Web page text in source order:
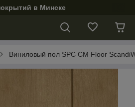
в Минске
Виниловый пол SPC CM Floor